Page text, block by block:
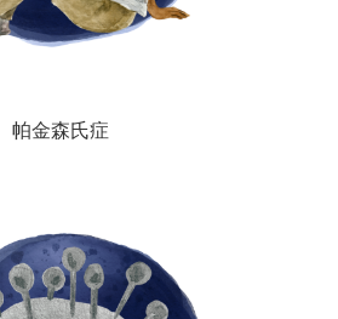
帕金森氏症